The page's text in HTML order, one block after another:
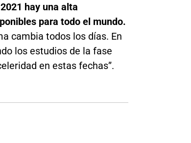
hay una alta
para todo el mundo.
cambia todos los días. En
los estudios de la fase
en estas fechas”.